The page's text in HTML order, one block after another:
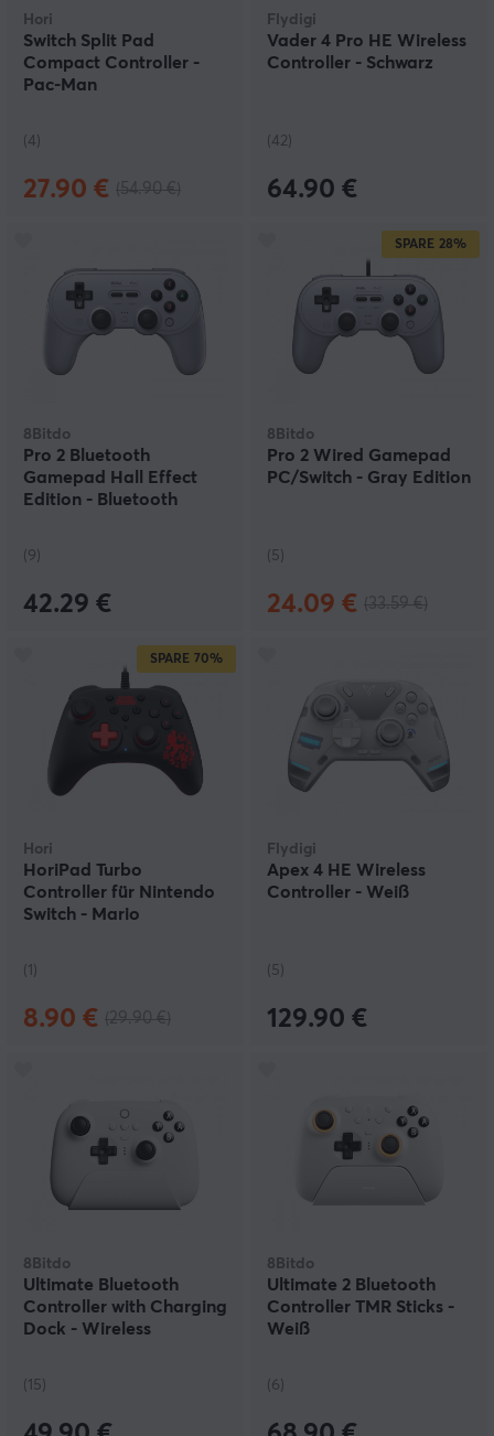
Hori
Switch Split Pad
Compact Controller -
Pac-Man
(4)
27.90 €
Flydigi
Vader 4 Pro HE Wireless
Controller - Schwarz
(42)
64.90 €
8Bitdo
Pro 2 Bluetooth
Gamepad Hall Effect
Edition - Bluetooth
(9)
42.29 €
SPARE 28%
8Bitdo
Pro 2 Wired Gamepad
PC/Switch - Gray Edition
(5)
24.09 €
SPARE 70%
Hori
HoriPad Turbo
Controller für Nintendo
Switch - Mario
(1)
8.90 €
Flydigi
Apex 4 HE Wireless
Controller - Weiß
(5)
129.90 €
8Bitdo
Ultimate Bluetooth
Controller with Charging
Dock - Wireless
(15)
8Bitdo
Ultimate 2 Bluetooth
Controller TMR Sticks -
Weiß
(6)